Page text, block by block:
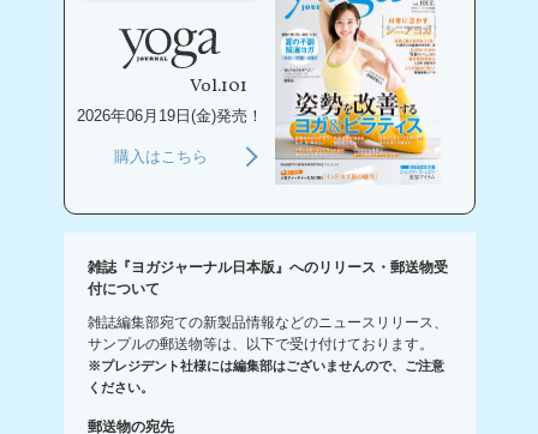
Vol.101
2026年06月19日(金)発売！
購入はこちら
雑誌『ヨガジャーナル日本版』へのリリース・郵送物受
付について
雑誌編集部宛ての新製品情報などのニュースリリース、
サンプルの郵送物等は、以下で受け付けております。
※プレジデント社様には編集部はございませんので、ご注意
ください。
郵送物の宛先